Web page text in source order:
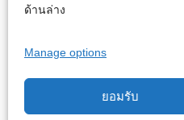
ด้านล่าง
Manage options
ยอมรับ